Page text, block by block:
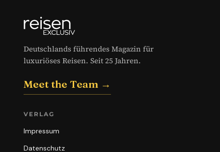
Deutschlands führendes Magazin für
luxuriöses Reisen. Seit 25 Jahren.
Meet the Team →
VERLAG
Impressum
Datenschutz